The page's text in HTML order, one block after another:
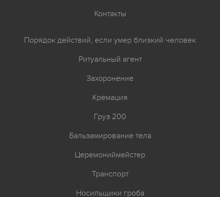
Контакты
Порядок действий, если умер близкий человек
Ритуальный агент
Захоронение
Кремация
Груз 200
Бальзамирование тела
Церемониймейстер
Транспорт
Носильщики гроба